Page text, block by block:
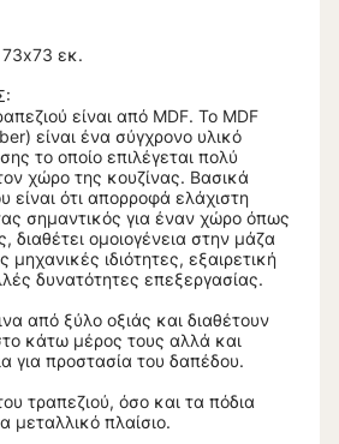
εκ.
είναι από MDF. Το MDF
είναι ένα σύγχρονο υλικό
το οποίο επιλέγεται πολύ
χώρο της κουζίνας. Βασικά
είναι ότι απορροφά ελάχιστη
σημαντικός για έναν χώρο όπως
διαθέτει ομοιογένεια στην μάζα
μηχανικές ιδιότητες, εξαιρετική
δυνατότητες επεξεργασίας.
από ξύλο οξιάς και διαθέτουν
κάτω μέρος τους αλλά και
για προστασία του δαπέδου.
τραπεζιού, όσο και τα πόδια
μεταλλικό πλαίσιο.